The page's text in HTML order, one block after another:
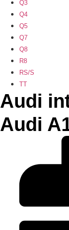
Q3
Q4
Q5
Q7
Q8
R8
RS/S
TT
Audi
Audi